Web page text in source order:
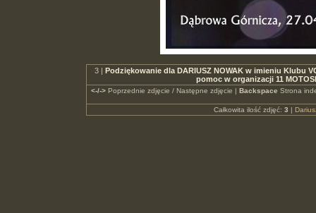
3 | Podziękowanie dla DARIUSZ NOWAK w imieniu Klubu
pomoc w organizacji 11
<-/->Poprzednie zdjęcie / Następne zdjęcie | Backspace Strona
Całkowita ilość zdjęć: 3 |